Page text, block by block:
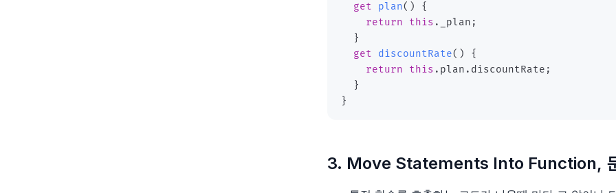
get
plan( )
{
return
this . _plan ;
}
get
discountRate( )
{
return
this . plan . discountRate ;
}
}
3. Move Statements Into Function,